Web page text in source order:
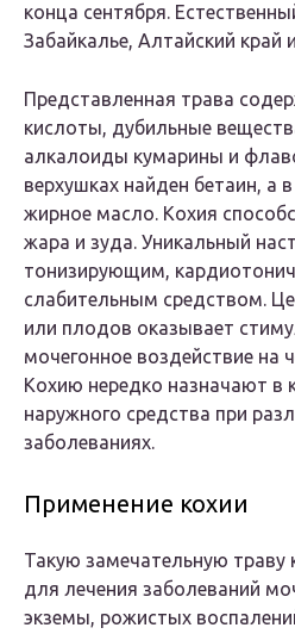
конца сентября.
Забайкалье, Алтайский край
Представленная трава
кислоты, дубильные
алкалоиды кумарины и
верхушках найден бетаин, а
жирное масло. Кохия
жара и зуда. Уникальный
тонизирующим,
слабительным средством.
или плодов оказывает
мочегонное воздействие на
Кохию нередко назначают в
наружного средства при
заболеваниях.
Применение кохии
Такую замечательную траву
для лечения заболеваний
экземы, рожистых